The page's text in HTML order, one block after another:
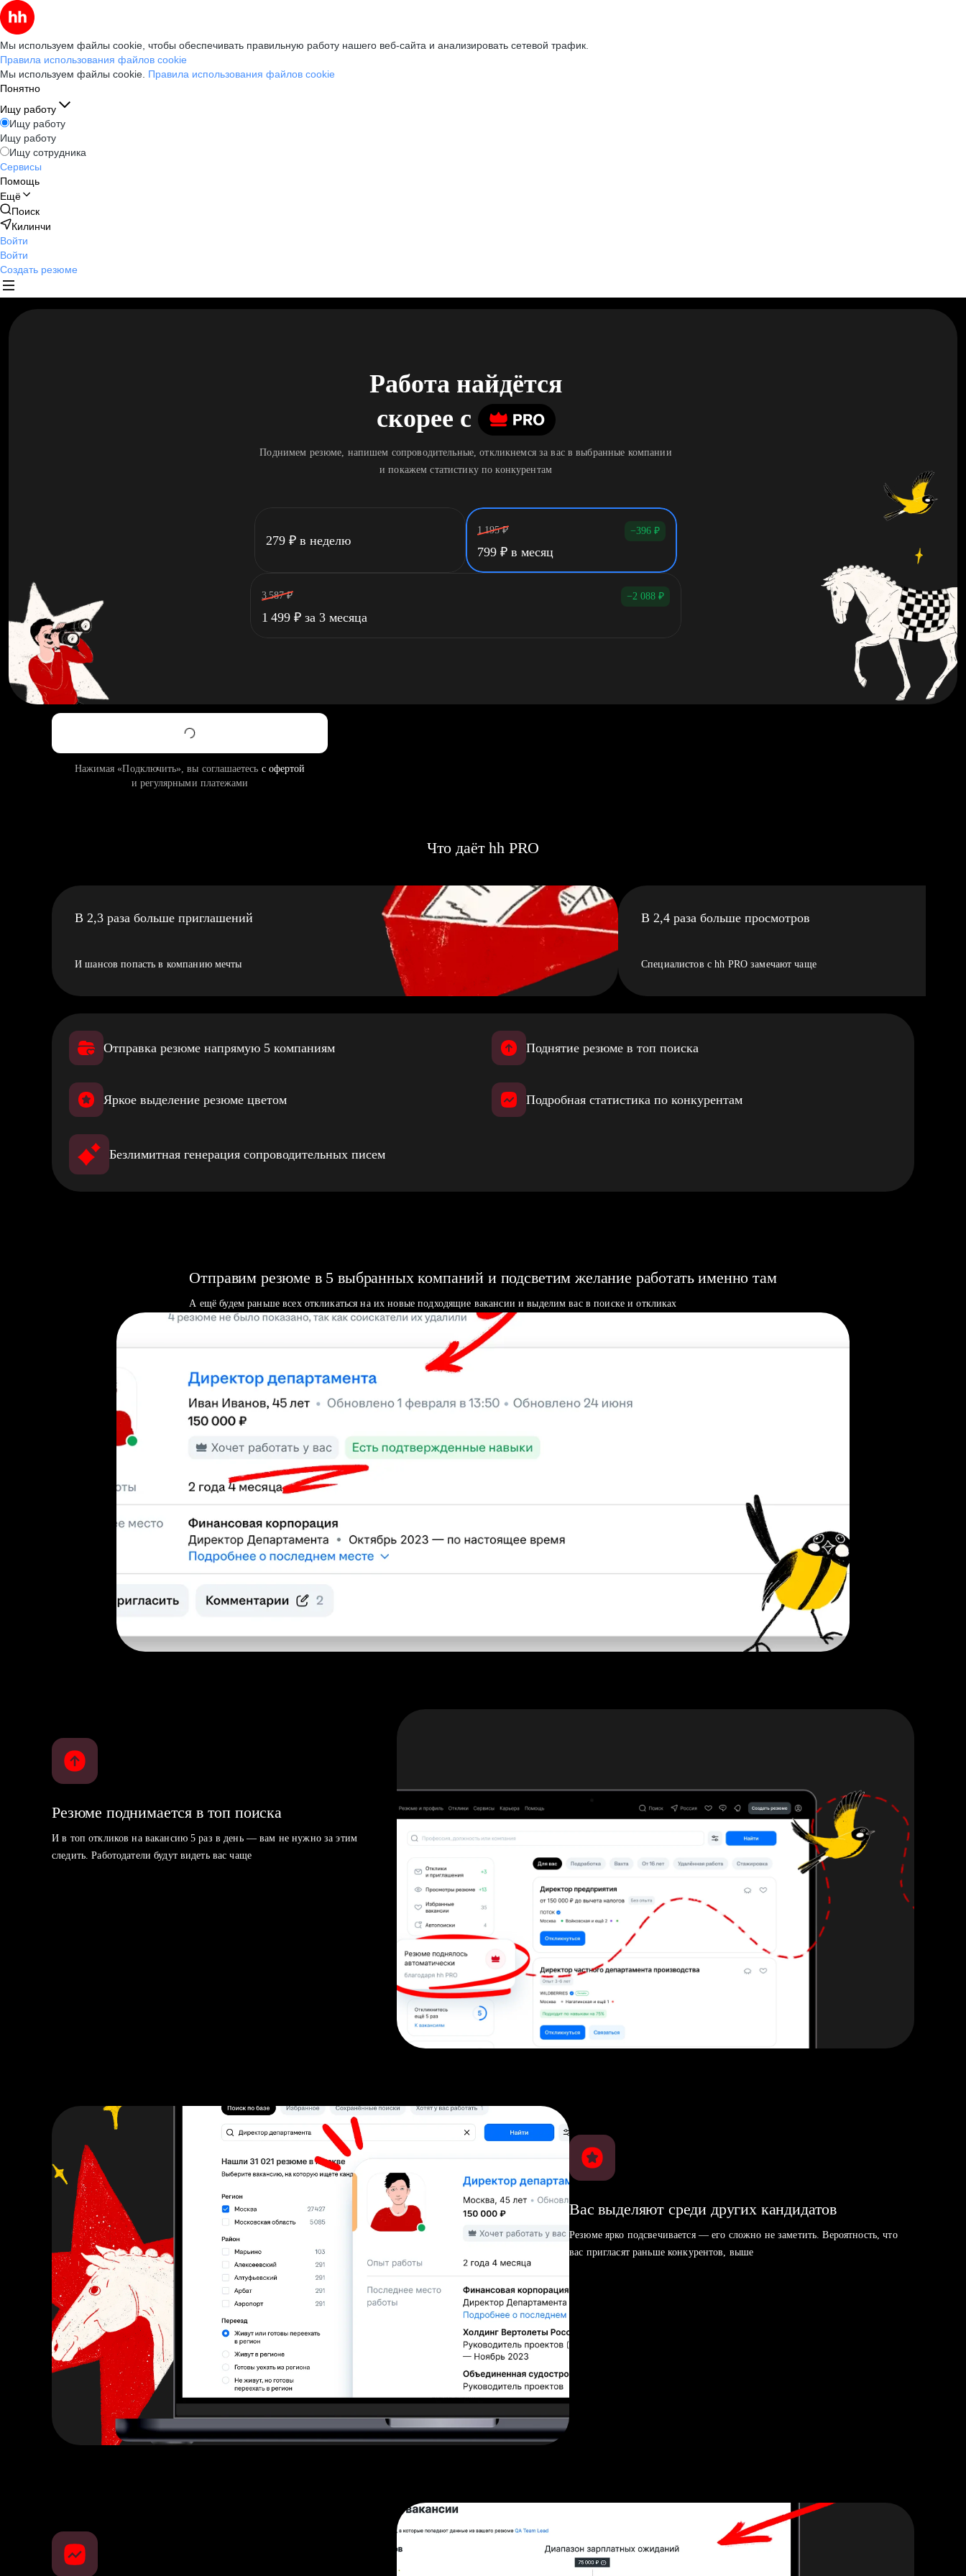
Мы используем файлы cookie, чтобы обеспечивать правильную работу нашего веб-сайта и анализировать сетевой трафик.
Правила использования файлов cookie
Мы используем файлы cookie. Правила использования файлов cookie
Понятно
Ищу работу
Ищу работу
Ищу работу
Ищу сотрудника
Сервисы
Помощь
Ещё
Поиск
Килинчи
Войти
Войти
Создать резюме
Работа найдётся
скорее c
Поднимем резюме, напишем сопроводительные, откликнемся за вас в выбранные компании
и покажем статистику по конкурентам
279 ₽ в неделю
1 195 ₽ −396 ₽
799 ₽ в месяц
3 587 ₽ −2 088 ₽
1 499 ₽ за 3 месяца
Нажимая «Подключить», вы соглашаетесь с офертой
и регулярными платежами
Что даёт hh PRO
В 2,3 раза больше приглашений
И шансов попасть в компанию мечты
В 2,4 раза больше просмотров
Специалистов с hh PRO замечают чаще
Отправка резюме напрямую 5 компаниям Поднятие резюме в топ поиска
Яркое выделение резюме цветом Подробная статистика по конкурентам
Безлимитная генерация сопроводительных писем
Отправим резюме в 5 выбранных компаний и подсветим желание работать именно там
А ещё будем раньше всех откликаться на их новые подходящие вакансии и выделим вас в поиске и откликах
Резюме поднимается в топ поиска
И в топ откликов на вакансию 5 раз в день — вам не нужно за этим
следить. Работодатели будут видеть вас чаще
Вас выделяют среди других кандидатов
Резюме ярко подсвечивается — его сложно не заметить. Вероятность, что
вас пригласят раньше конкурентов, выше